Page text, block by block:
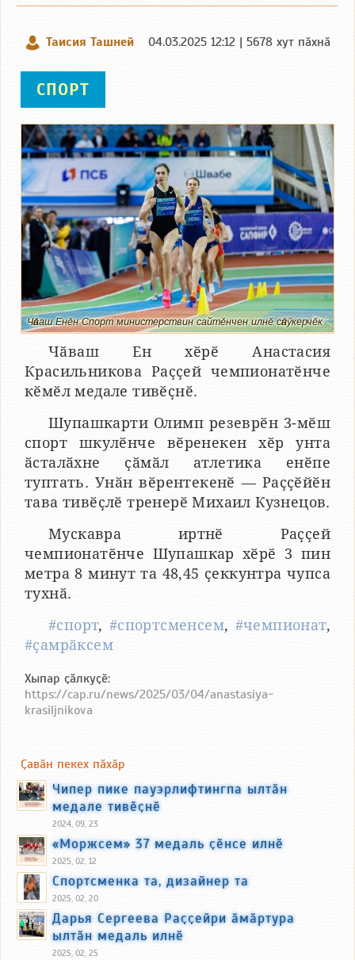
Таисия Ташней 04.03.2025 12:12 | 5678 хут пӑхнӑ
СПОРТ
Чӑваш Енӗн Спорт министерствин сайтӗнчен илнӗ сӑнӳкерчӗк
Чӑваш Ен хӗрӗ Анастасия
Красильникова Раҫҫей чемпионатӗнче
кӗмӗл медале тивӗҫнӗ.
Шупашкарти Олимп резеврӗн 3-мӗш
спорт шкулӗнче вӗренекен хӗр унта
ӑсталӑхне ҫӑмӑл атлетика енӗпе
туптать. Унӑн вӗрентекенӗ — Раҫҫӗйӗн
тава тивӗҫлӗ тренерӗ Михаил Кузнецов.
Мускавра иртнӗ Раҫҫей
чемпионатӗнче Шупашкар хӗрӗ 3 пин
метра 8 минут та 48,45 ҫеккунтра чупса
тухнӑ.
#спорт, #спортсменсем, #чемпионат,
#ҫамрӑксем
Хыпар ҫӑлкуҫӗ:
https://cap.ru/news/2025/03/04/anastasiya-
krasiljnikova
Ҫавӑн пекех пӑхӑр
Чипер пике пауэрлифтингпа ылтӑн
медале тивӗҫнӗ
2024, 09, 23
«Моржсем» 37 медаль ҫӗнсе илнӗ
2025, 02, 12
Спортсменка та, дизайнер та
2025, 02, 20
Дарья Сергеева Раҫҫейри ӑмӑртура
ылтӑн медаль илнӗ
2025, 02, 25